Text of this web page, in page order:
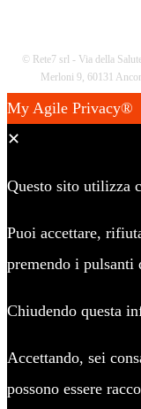
© Rete7 srl - Via della
Merloni 9, 60131
My Agile Privacy®
✕
Questo sito utilizza
Puoi accettare,
premendo i pulsanti
Chiudendo questa
Accettando, sei
possono essere